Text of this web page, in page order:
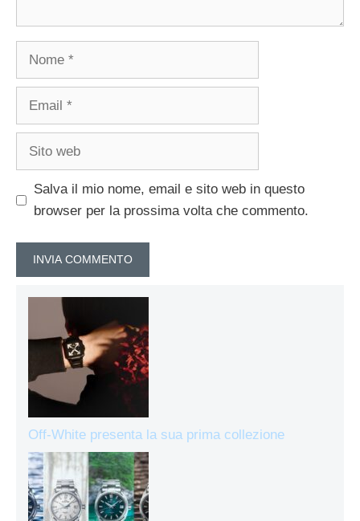
Nome
Email
Sito
Salva il mio nome, email e sito web in questo
browser per la prossima volta che commento.
Off-White presenta la sua prima collezione